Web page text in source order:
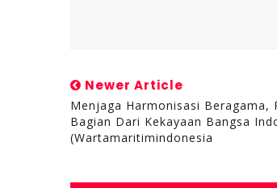
Newer Article
Menjaga Harmonisasi Beragama,
Bagian Dari Kekayaan Bangsa
(wartamaritimindonesia